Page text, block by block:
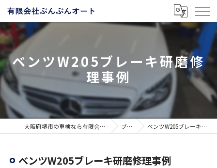
ベンツW205ブレーキ研磨修
理事例
大阪府堺市の車検なら有限会社ぶんぶんオート ブログ ベンツW205ブレーキ研磨修理事例
ベンツW205ブレーキ研磨修理事例